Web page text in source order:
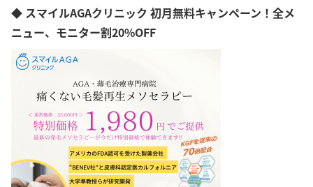
福岡県
佐賀県
長崎県
熊本県
大分県
鹿児島県
沖縄県
◆ スマイルAGAクリニック 初月無料キャンペーン！全メ
ニュー、モニター割20%OFF